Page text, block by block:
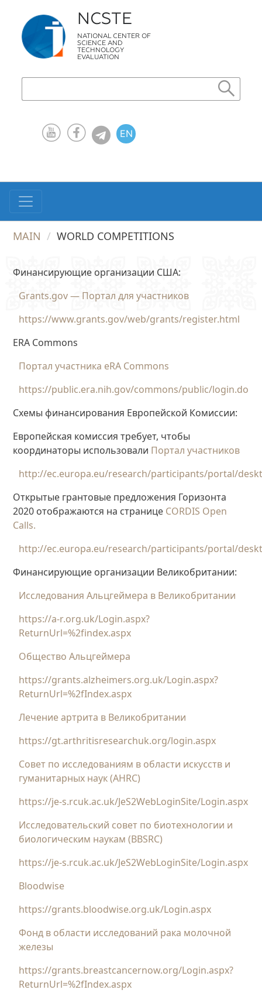
NCSTE
NATIONAL CENTER OF
SCIENCE AND
TECHNOLOGY
EVALUATION
EN
MAIN WORLD COMPETITIONS
Финансирующие организации США:
Grants.gov — Портал для участников
https://www.grants.gov/web/grants/register.html
ERA Commons
Портал участника eRA Commons
https://public.era.nih.gov/commons/public/login.do
Схемы финансирования Европейской Комиссии:
Европейская комиссия требует, чтобы
координаторы использовали Портал участников
http://ec.europa.eu/research/participants/portal/
Открытые грантовые предложения Горизонта
2020 отображаются на странице CORDIS Open
Calls.
http://ec.europa.eu/research/participants/portal/
Финансирующие организации Великобритании:
Исследования Альцгеймера в Великобритании
https://a-r.org.uk/Login.aspx?
ReturnUrl=%2findex.aspx
Общество Альцгеймера
https://grants.alzheimers.org.uk/Login.aspx?
ReturnUrl=%2fIndex.aspx
Лечение артрита в Великобритании
https://gt.arthritisresearchuk.org/login.aspx
Совет по исследованиям в области искусств и
гуманитарных наук (AHRC)
https://je-s.rcuk.ac.uk/JeS2WebLoginSite/Login.aspx
Исследовательский совет по биотехнологии и
биологическим наукам (BBSRC)
https://je-s.rcuk.ac.uk/JeS2WebLoginSite/Login.aspx
Bloodwise
https://grants.bloodwise.org.uk/Login.aspx
Фонд в области исследований рака молочной
железы
https://grants.breastcancernow.org/Login.aspx?
ReturnUrl=%2fIndex.aspx